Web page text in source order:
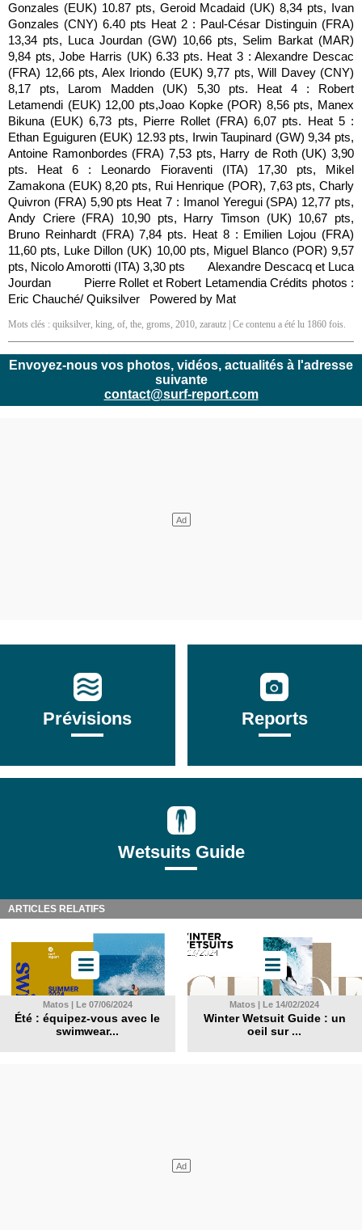
Gonzales (EUK) 10.87 pts, Geroid Mcadaid (UK) 8,34 pts, Ivan
Gonzales (CNY) 6.40 pts Heat 2 : Paul-César Distinguin (FRA)
13,34 pts, Luca Jourdan (GW) 10,66 pts, Selim Barkat (MAR)
9,84 pts, Jobe Harris (UK) 6.33 pts. Heat 3 : Alexandre Descac
(FRA) 12,66 pts, Alex Iriondo (EUK) 9,77 pts, Will Davey (CNY)
8,17 pts, Larom Madden (UK) 5,30 pts. Heat 4 : Robert
Letamendi (EUK) 12,00 pts,Joao Kopke (POR) 8,56 pts, Manex
Bikuna (EUK) 6,73 pts, Pierre Rollet (FRA) 6,07 pts. Heat 5 :
Ethan Eguiguren (EUK) 12.93 pts, Irwin Taupinard (GW) 9,34 pts,
Antoine Ramonbordes (FRA) 7,53 pts, Harry de Roth (UK) 3,90
pts. Heat 6 : Leonardo Fioraventi (ITA) 17,30 pts, Mikel
Zamakona (EUK) 8,20 pts, Rui Henrique (POR), 7,63 pts, Charly
Quivron (FRA) 5,90 pts Heat 7 : Imanol Yeregui (SPA) 12,77 pts,
Andy Criere (FRA) 10,90 pts, Harry Timson (UK) 10,67 pts,
Bruno Reinhardt (FRA) 7,84 pts. Heat 8 : Emilien Lojou (FRA)
11,60 pts, Luke Dillon (UK) 10,00 pts, Miguel Blanco (POR) 9,57
pts, Nicolo Amorotti (ITA) 3,30 pts Alexandre Descacq et Luca
Jourdan Pierre Rollet et Robert Letamendia Crédits photos :
Eric Chauché/ Quiksilver Powered by Mat
Mots clés : quiksilver, king, of, the, groms, 2010, zarautz | Ce contenu a été lu 1860 fois.
Envoyez-nous vos photos, vidéos, actualités à l'adresse
suivante
contact@surf-report.com
Prévisions Reports
Wetsuits Guide
ARTICLES RELATIFS
Matos | Le 07/06/2024
Été : équipez-vous avec le
swimwear...
Matos | Le 14/02/2024
Winter Wetsuit Guide : un
oeil sur ...